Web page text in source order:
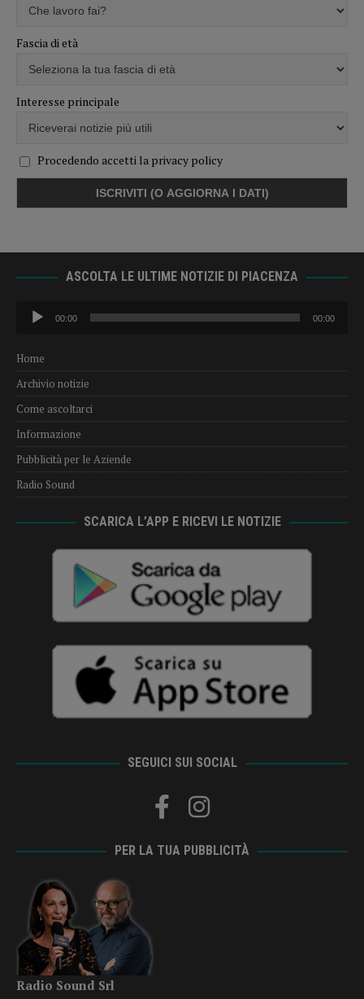
Fascia di età
Interesse principale
Procedendo accetti la privacy policy
ASCOLTA LE ULTIME NOTIZIE DI PIACENZA
Audio
Player
00:00 00:00
Home
Archivio notizie
Come ascoltarci
Informazione
Pubblicità per le Aziende
Radio Sound
SCARICA L’APP E RICEVI LE NOTIZIE
SEGUICI SUI SOCIAL
PER LA TUA PUBBLICITÀ
Radio Sound Srl